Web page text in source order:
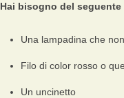
Hai bisogno del seguente
Una lampadina che
Filo di color rosso o
Un uncinetto